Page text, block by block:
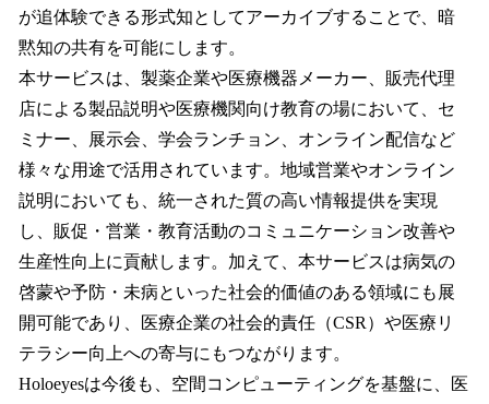
が追体験できる形式知としてアーカイブすることで、暗
黙知の共有を可能にします。
本サービスは、製薬企業や医療機器メーカー、販売代理
店による製品説明や医療機関向け教育の場において、セ
ミナー、展示会、学会ランチョン、オンライン配信など
様々な用途で活用されています。地域営業やオンライン
説明においても、統一された質の高い情報提供を実現
し、販促・営業・教育活動のコミュニケーション改善や
生産性向上に貢献します。加えて、本サービスは病気の
啓蒙や予防・未病といった社会的価値のある領域にも展
開可能であり、医療企業の社会的責任（CSR）や医療リ
テラシー向上への寄与にもつながります。
Holoeyesは今後も、空間コンピューティングを基盤に、医